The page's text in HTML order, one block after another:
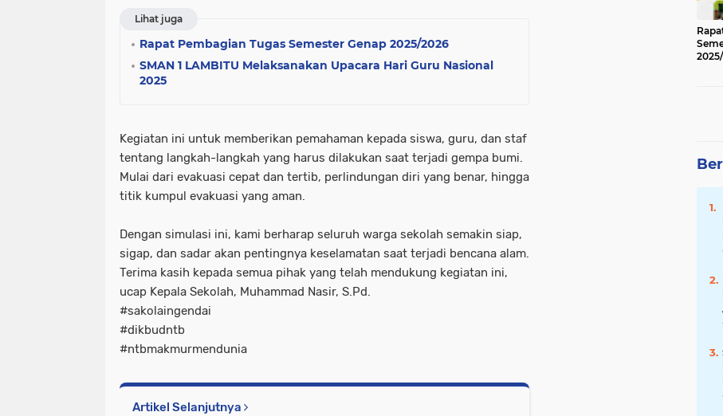
Lihat juga
Rapat Pembagian Tugas Semester Genap 2025/2026
SMAN 1 LAMBITU Melaksanakan Upacara Hari Guru Nasional
2025
Kegiatan ini untuk memberikan pemahaman kepada siswa, guru, dan staf
tentang langkah-langkah yang harus dilakukan saat terjadi gempa bumi.
Mulai dari evakuasi cepat dan tertib, perlindungan diri yang benar, hingga
titik kumpul evakuasi yang aman.
Dengan simulasi ini, kami berharap seluruh warga sekolah semakin siap,
sigap, dan sadar akan pentingnya keselamatan saat terjadi bencana alam.
Terima kasih kepada semua pihak yang telah mendukung kegiatan ini,
ucap Kepala Sekolah, Muhammad Nasir, S.Pd.
#sakolaingendai
#dikbudntb
#ntbmakmurmendunia
Artikel Selanjutnya